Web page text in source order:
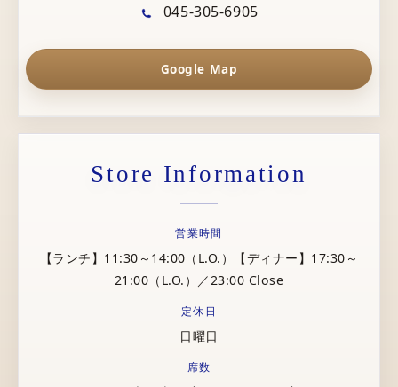
045-305-6905
Google Map
Store Information
営業時間
【ランチ】11:30～14:00（L.O.）【ディナー】17:30～
21:00（L.O.）／23:00 Close
定休日
日曜日
席数